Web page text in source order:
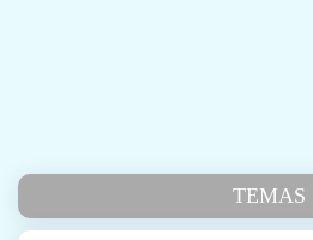
TEMAS